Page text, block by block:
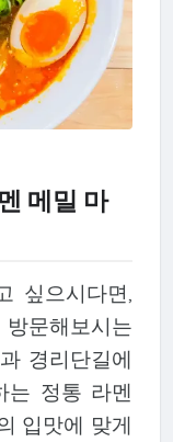
메밀 마
싶으시다면,
문해보시는
경리단길에
는 정통 라멘
입맛에 맞게